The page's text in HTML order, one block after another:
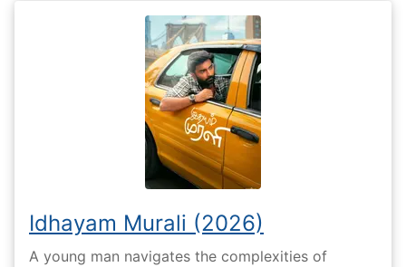
Idhayam Murali (2026)
A young man navigates the complexities of